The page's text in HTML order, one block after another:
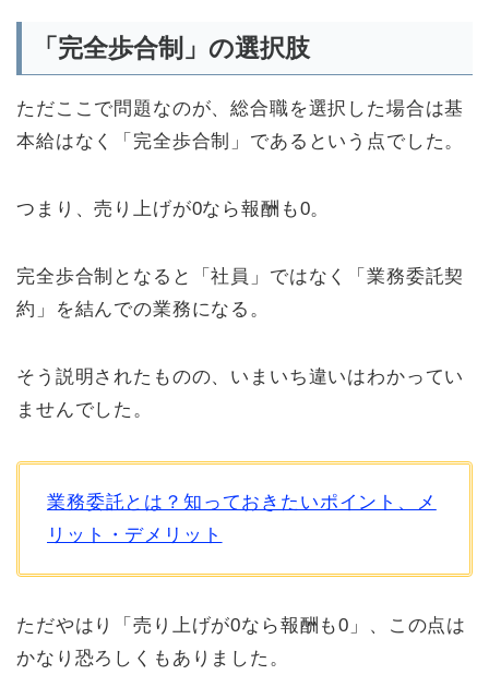
「完全歩合制」の選択肢
ただここで問題なのが、総合職を選択した場合は基
本給はなく「完全歩合制」であるという点でした。
つまり、売り上げが0なら報酬も0。
完全歩合制となると「社員」ではなく「業務委託契
約」を結んでの業務になる。
そう説明されたものの、いまいち違いはわかってい
ませんでした。
業務委託とは？知っておきたいポイント、メ
リット・デメリット
ただやはり「売り上げが0なら報酬も0」、この点は
かなり恐ろしくもありました。